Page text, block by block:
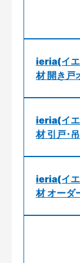
ieria(イエ
材 開き戸
ieria(イエ
材 引戸･
ieria(イエ
材 オーダ